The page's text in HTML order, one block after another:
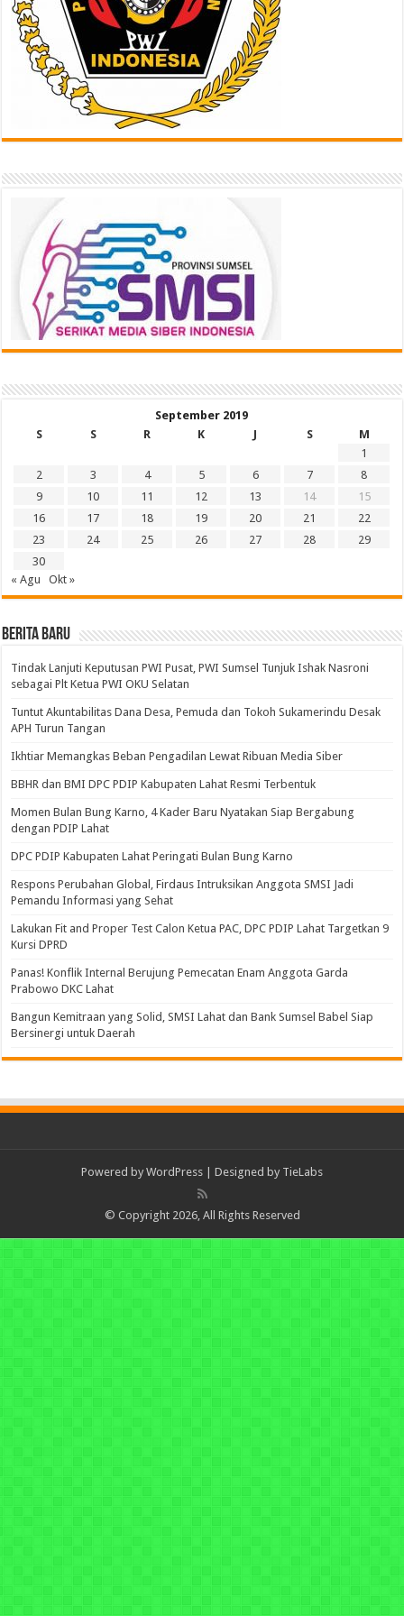
September 2019
S
S R K J S
M
1
2
3 4 5 6 7
8
9
10 11 12 13 14
15
16
17 18 19 20 21
22
23
24 25 26 27 28
29
30
« Agu
Okt »
BERITA BARU
Tindak Lanjuti Keputusan PWI Pusat, PWI Sumsel Tunjuk Ishak Nasroni
sebagai Plt Ketua PWI OKU Selatan
Tuntut Akuntabilitas Dana Desa, Pemuda dan Tokoh Sukamerindu Desak
APH Turun Tangan
Ikhtiar Memangkas Beban Pengadilan Lewat Ribuan Media Siber
BBHR dan BMI DPC PDIP Kabupaten Lahat Resmi Terbentuk
Momen Bulan Bung Karno, 4 Kader Baru Nyatakan Siap Bergabung
dengan PDIP Lahat
DPC PDIP Kabupaten Lahat Peringati Bulan Bung Karno
Respons Perubahan Global, Firdaus Intruksikan Anggota SMSI Jadi
Pemandu Informasi yang Sehat
Lakukan Fit and Proper Test Calon Ketua PAC, DPC PDIP Lahat Targetkan 9
Kursi DPRD
Panas! Konflik Internal Berujung Pemecatan Enam Anggota Garda
Prabowo DKC Lahat
Bangun Kemitraan yang Solid, SMSI Lahat dan Bank Sumsel Babel Siap
Bersinergi untuk Daerah
Powered by WordPress | Designed by TieLabs
© Copyright 2026, All Rights Reserved